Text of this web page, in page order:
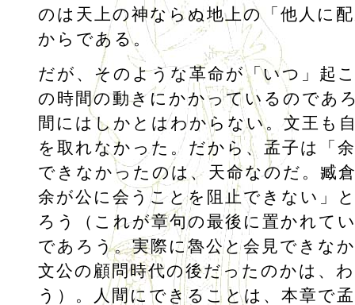
のは天上の神ならぬ地上の「他人に
からである。
だが、そのような革命が「いつ」起
の時間の動きにかかっているのであ
間にはしかとはわからない。文王も
を取れなかった。だから、孟子は「
できなかったのは、天命なのだ。臧
余が公に会うことを阻止できない」
ろう（これが章句の最後に置かれて
であろう。実際に魯公と会見できな
文公の顧問時代の後だったのかは、
う）。人間にできることは、本章で